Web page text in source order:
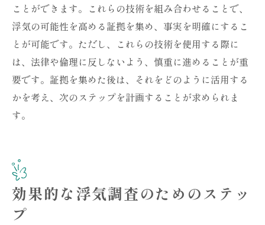
ことができます。これらの技術を組み合わせることで、
浮気の可能性を高める証拠を集め、事実を明確にするこ
とが可能です。ただし、これらの技術を使用する際に
は、法律や倫理に反しないよう、慎重に進めることが重
要です。証拠を集めた後は、それをどのように活用する
かを考え、次のステップを計画することが求められま
す。
効果的な浮気調査のためのステッ
プ